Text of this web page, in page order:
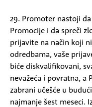
29. Promoter nastoji
Promocije i da spreči
prijavite na način koji
odredbama, vaše
biće diskvalifikovani,
nevažeća i povratna, a
zabrani učešće u
najmanje šest meseci.